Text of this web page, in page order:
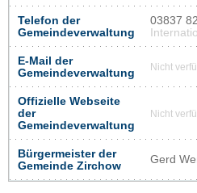
Telefon der
Gemeindeverwaltung
03837
E-Mail der
Gemeindeverwaltung
Nicht
Offizielle Webseite
der
Gemeindeverwaltung
Nicht
Bürgermeister der
Gemeinde Zirchow
Gerd